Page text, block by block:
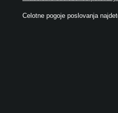
Celotne pogoje poslovanja